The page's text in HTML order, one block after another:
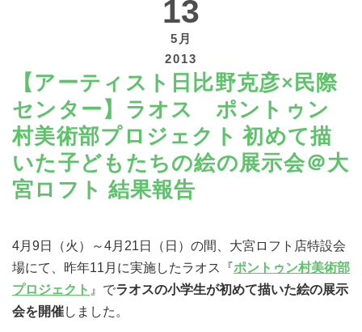
寄付する
13
5月
2013
【アーティスト日比野克彦×民際
センター】ラオス ポントゥン
村美術部プロジェクト 初めて描
いた子どもたちの絵の展示会＠大
宮ロフト 結果報告
4月9日（火）～4月21日（日）の間、大宮ロフト店特設会
場にて、昨年11月に実施したラオス『ポントゥン村美術部
プロジェクト 』でラオスの小学生が初めて描いた絵の展示
会を開催しました。